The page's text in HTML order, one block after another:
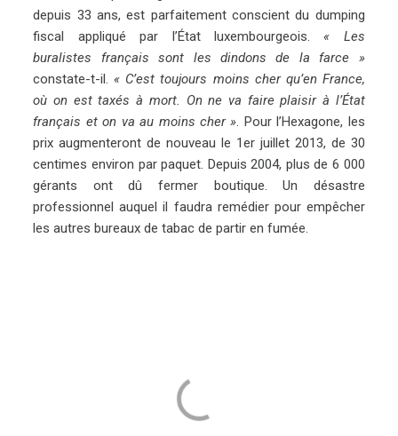
depuis 33 ans, est parfaitement conscient du dumping
fiscal appliqué par l’État luxembourgeois. « Les
buralistes français sont les dindons de la farce »
constate-t-il.« C’est toujours moins cher qu’en France,
où on est taxés à mort. On ne va faire plaisir à l’État
français et on va au moins cher ». Pour l’Hexagone, les
prix augmenteront de nouveau le 1er juillet 2013, de 30
centimes environ par paquet. Depuis 2004, plus de 6 000
gérants ont dû fermer boutique. Un désastre
professionnel auquel il faudra remédier pour empêcher
les autres bureaux de tabac de partir en fumée.